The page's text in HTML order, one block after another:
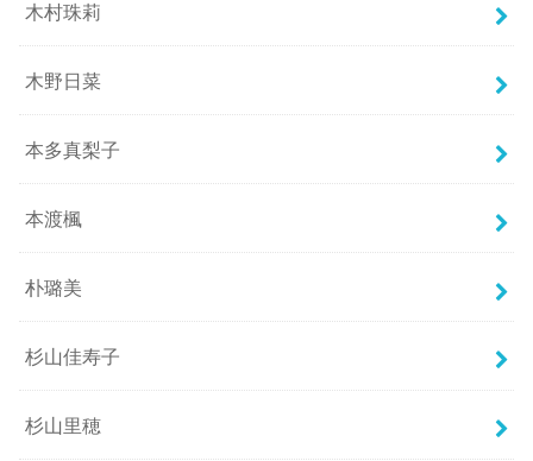
木村珠莉
木野日菜
本多真梨子
本渡楓
朴璐美
杉山佳寿子
杉山里穂